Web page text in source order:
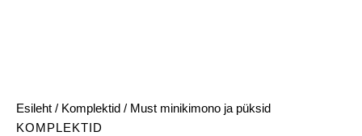
Esileht / Komplektid / Must minikimono ja püksid
KOMPLEKTID